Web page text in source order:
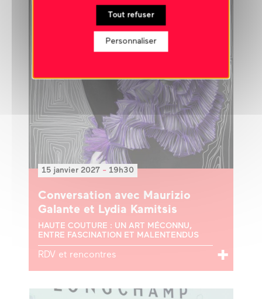
15 janvier 2027 - 19h30
Conversation avec Maurizio
Galante et Lydia Kamitsis
HAUTE COUTURE : UN ART MÉCONNU,
ENTRE FASCINATION ET MALENTENDUS
RDV et rencontres
Tout refuser
Personnaliser